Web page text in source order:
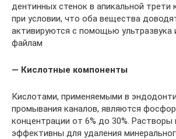
дентинных стенок в апикальной трети
при условии, что оба вещества
активируются с помощью ультразвука
файлам
— Кислотные компоненты
Кислотами, применяемыми в
промывания каналов, являются
концентрации от 6% до 30%.
эффективны для удаления